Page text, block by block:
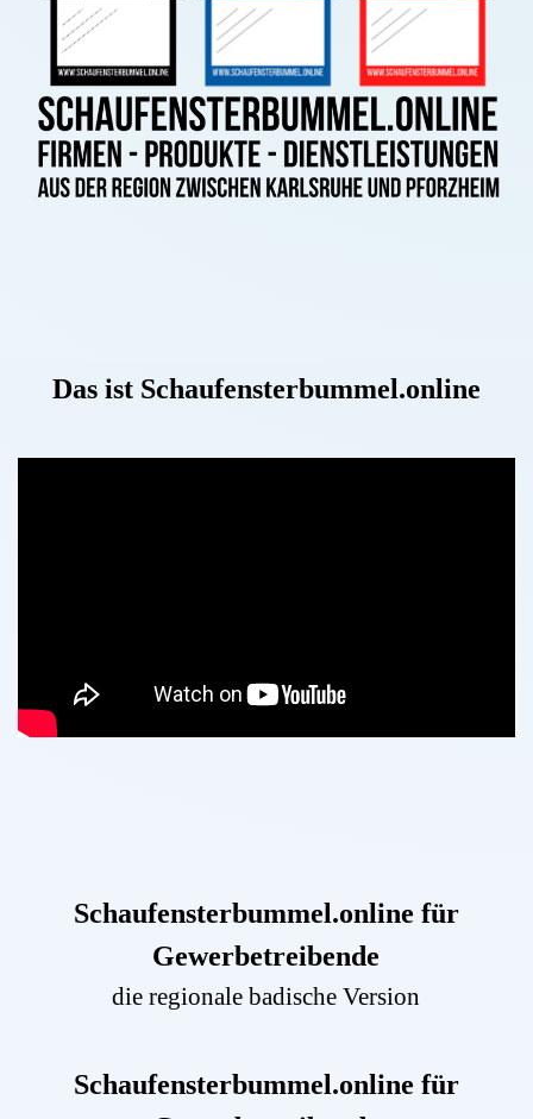
Das ist Schaufensterbummel.online
Schaufensterbummel.online für
Gewerbetreibende
die regionale badische Version
Schaufensterbummel.online für